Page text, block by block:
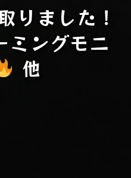
りました！
ングモニ
他